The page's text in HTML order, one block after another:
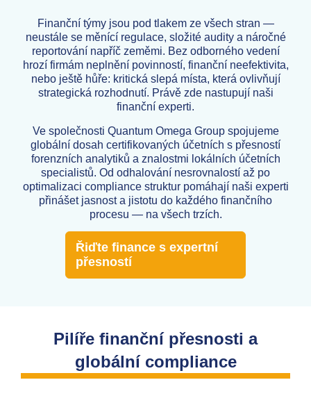
Finanční týmy jsou pod tlakem ze všech stran —
neustále se měnící regulace, složité audity a náročné
reportování napříč zeměmi. Bez odborného vedení
hrozí firmám neplnění povinností, finanční neefektivita,
nebo ještě hůře: kritická slepá místa, která ovlivňují
strategická rozhodnutí. Právě zde nastupují naši
finanční experti.
Ve společnosti Quantum Omega Group spojujeme
globální dosah certifikovaných účetních s přesností
forenzních analytiků a znalostmi lokálních účetních
specialistů. Od odhalování nesrovnalostí až po
optimalizaci compliance struktur pomáhají naši experti
přinášet jasnost a jistotu do každého finančního
procesu — na všech trzích.
Řiďte finance s expertní
přesností
Pilíře finanční přesnosti a
globální compliance